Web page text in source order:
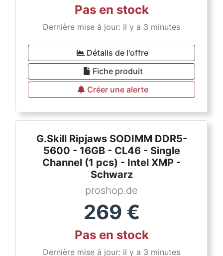
Pas en stock
Dernière mise à jour: il y a 3 minutes
Détails de l'offre
Fiche produit
Créer une alerte
G.Skill Ripjaws SODIMM DDR5-
5600 - 16GB - CL46 - Single
Channel (1 pcs) - Intel XMP -
Schwarz
proshop.de
269 €
Pas en stock
Dernière mise à jour: il y a 3 minutes